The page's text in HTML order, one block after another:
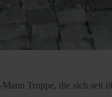
Truppe, die sich seit